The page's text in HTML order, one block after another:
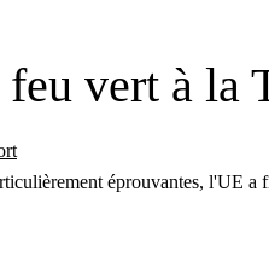
vert à la
éprouvantes, l'UE